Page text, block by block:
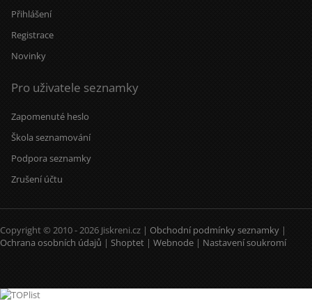
Přihlášení
Registrace
Novinky
Pro uživatele seznamky
Zapomenuté heslo
Škola seznamování
Podpora seznamky
Zrušení účtu
Copyright © 2010 - 2026 Jiskreni.cz | Obchodní podmínky seznamky |
Ochrana osobních údajů | Shoptet | Webnode | Nastavení soukromí